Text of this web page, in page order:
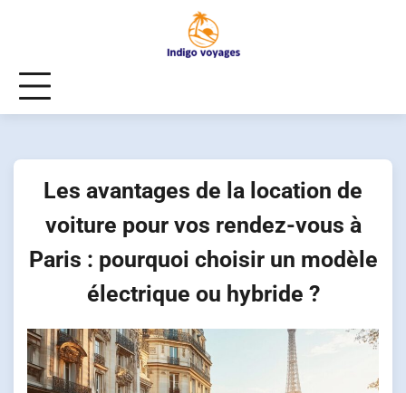
Les avantages de la location de
voiture pour vos rendez-vous à
Paris : pourquoi choisir un modèle
électrique ou hybride ?